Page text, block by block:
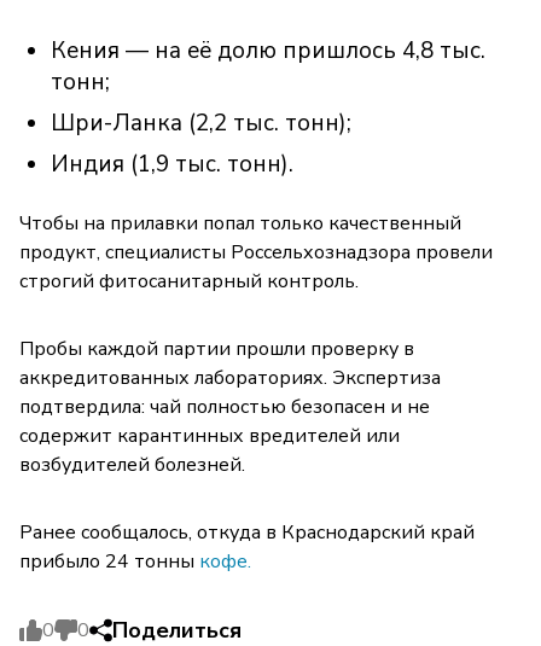
Кения — на её долю пришлось 4,8 тыс.
тонн;
Шри-Ланка (2,2 тыс. тонн);
Индия (1,9 тыс. тонн).
Чтобы на прилавки попал только качественный
продукт, специалисты Россельхознадзора провели
строгий фитосанитарный контроль.
Пробы каждой партии прошли проверку в
аккредитованных лабораториях. Экспертиза
подтвердила: чай полностью безопасен и не
содержит карантинных вредителей или
возбудителей болезней.
Ранее сообщалось, откуда в Краснодарский край
прибыло 24 тонны кофе.
0 0 Поделиться